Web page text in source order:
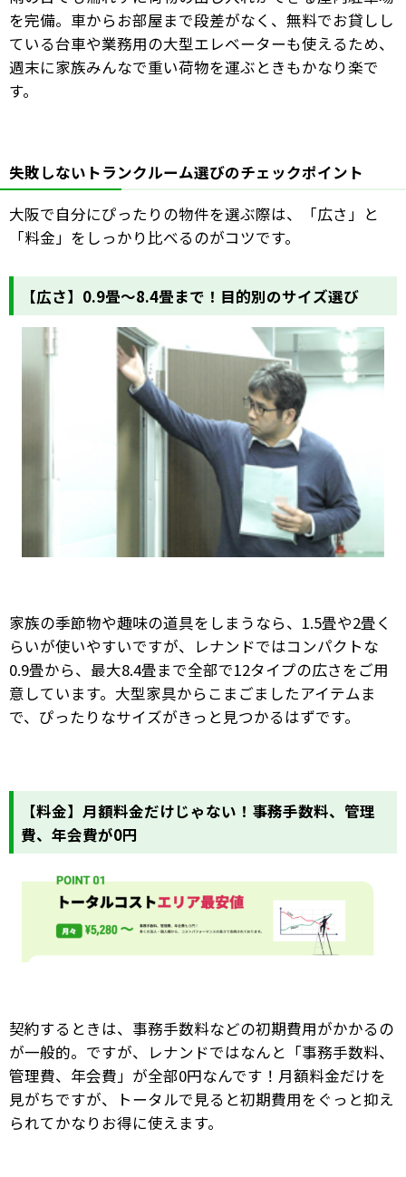
を完備。車からお部屋まで段差がなく、無料でお貸しし
ている台車や業務用の大型エレベーターも使えるため、
週末に家族みんなで重い荷物を運ぶときもかなり楽で
す。
失敗しないトランクルーム選びのチェックポイント
大阪で自分にぴったりの物件を選ぶ際は、「広さ」と
「料金」をしっかり比べるのがコツです。
【広さ】0.9畳〜8.4畳まで！目的別のサイズ選び
家族の季節物や趣味の道具をしまうなら、1.5畳や2畳く
らいが使いやすいですが、レナンドではコンパクトな
0.9畳から、最大8.4畳まで全部で12タイプの広さをご用
意しています。大型家具からこまごましたアイテムま
で、ぴったりなサイズがきっと見つかるはずです。
【料金】月額料金だけじゃない！事務手数料、管理
費、年会費が0円
契約するときは、事務手数料などの初期費用がかかるの
が一般的。ですが、レナンドではなんと「事務手数料、
管理費、年会費」が全部0円なんです！月額料金だけを
見がちですが、トータルで見ると初期費用をぐっと抑え
られてかなりお得に使えます。